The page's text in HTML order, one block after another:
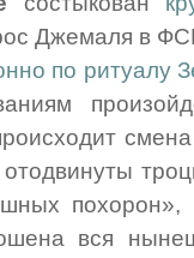
Джемаля в
по ритуалу
вся